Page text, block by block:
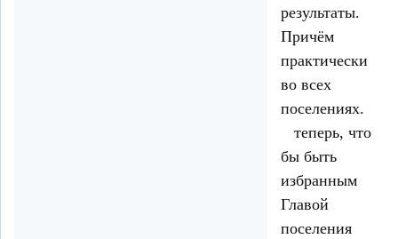
результаты.
Причём
практически
во всех
поселениях.
теперь, что
бы быть
избранным
Главой
поселения